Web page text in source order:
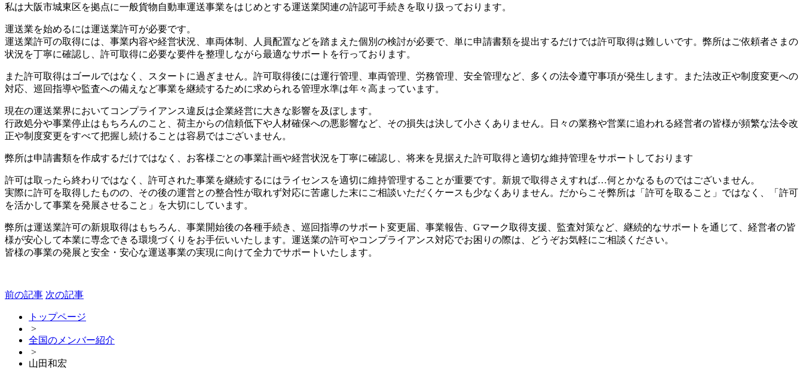
私は大阪市城東区を拠点に一般貨物自動車運送事業をはじめとする運送業関連の許認可手続きを取り扱っております。
運送業を始めるには運送業許可が必要です。
運送業許可の取得には、事業内容や経営状況、車両体制、人員配置などを踏まえた個別の検討が必要で、単に申請書類を提出するだけでは許可取得は難しいです。弊所はご依頼者さまの
状況を丁寧に確認し、許可取得に必要な要件を整理しながら最適なサポートを行っております。
また許可取得はゴールではなく、スタートに過ぎません。許可取得後には運行管理、車両管理、労務管理、安全管理など、多くの法令遵守事項が発生します。また法改正や制度変更への
対応、巡回指導や監査への備えなど事業を継続するために求められる管理水準は年々高まっています。
現在の運送業界においてコンプライアンス違反は企業経営に大きな影響を及ぼします。
行政処分や事業停止はもちろんのこと、荷主からの信頼低下や人材確保への悪影響など、その損失は決して小さくありません。日々の業務や営業に追われる経営者の皆様が頻繁な法令改
正や制度変更をすべて把握し続けることは容易ではございません。
弊所は申請書類を作成するだけではなく、お客様ごとの事業計画や経営状況を丁寧に確認し、将来を見据えた許可取得と適切な維持管理をサポートしております
許可は取ったら終わりではなく、許可された事業を継続するにはライセンスを適切に維持管理することが重要です。新規で取得さえすれば…何とかなるものではございません。
実際に許可を取得したものの、その後の運営との整合性が取れず対応に苦慮した末にご相談いただくケースも少なくありません。だからこそ弊所は「許可を取ること」ではなく、「許可
を活かして事業を発展させること」を大切にしています。
弊所は運送業許可の新規取得はもちろん、事業開始後の各種手続き、巡回指導のサポート変更届、事業報告、Gマーク取得支援、監査対策など、継続的なサポートを通じて、経営者の皆
様が安心して本業に専念できる環境づくりをお手伝いいたします。運送業の許可やコンプライアンス対応でお困りの際は、どうぞお気軽にご相談ください。
皆様の事業の発展と安全・安心な運送事業の実現に向けて全力でサポートいたします。
前の記事 次の記事
トップページ
>
全国のメンバー紹介
>
山田和宏